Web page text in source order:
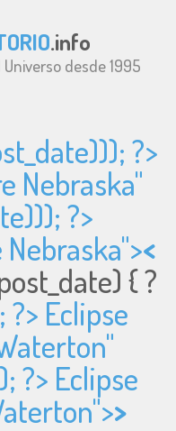
.info
desde 1995
?>
Nebraska"
?>
<
{ ?
Eclipse
?> Eclipse
>